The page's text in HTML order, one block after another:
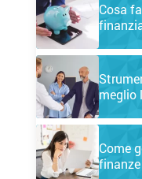
Cosa
meglio
Come